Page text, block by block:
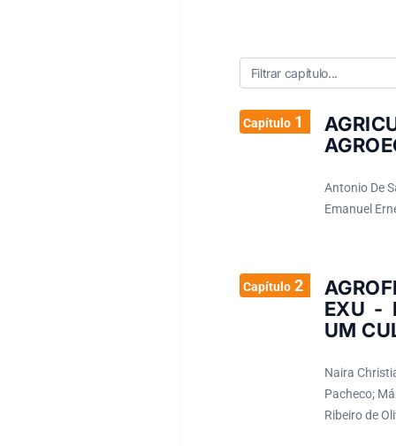
Capítulo1
Antonio De
Emanuel
Capítulo2
EXU -
UM
Naira
Pacheco;
Ribeiro de